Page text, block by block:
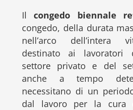
Ilcongedo biennale
congedo, della durata
nell’arco dell’intera
destinato ai lavoratori
settore privato e del
anche a tempo
necessitano di un
dal lavoro per la cura